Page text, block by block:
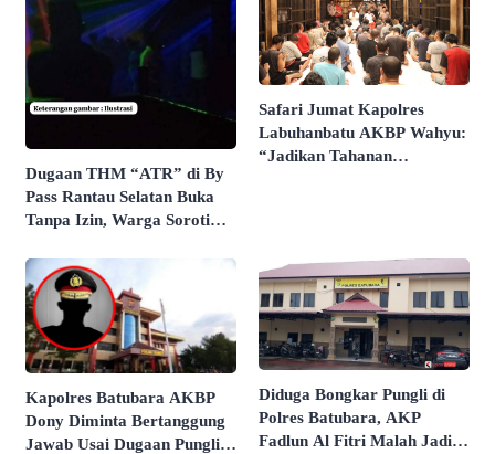
Dugaan THM “ATR” di By
Pass Rantau Selatan Buka
Tanpa Izin, Warga Soroti
Safari Jumat Kapolres
Labuhanbatu AKBP Wahyu:
“Jadikan Tahanan
Kapolres Batubara AKBP
Dony Diminta Bertanggung
Jawab Usai Dugaan Pungli
Diduga Bongkar Pungli di
Polres Batubara, AKP
Fadlun Al Fitri Malah Jadi